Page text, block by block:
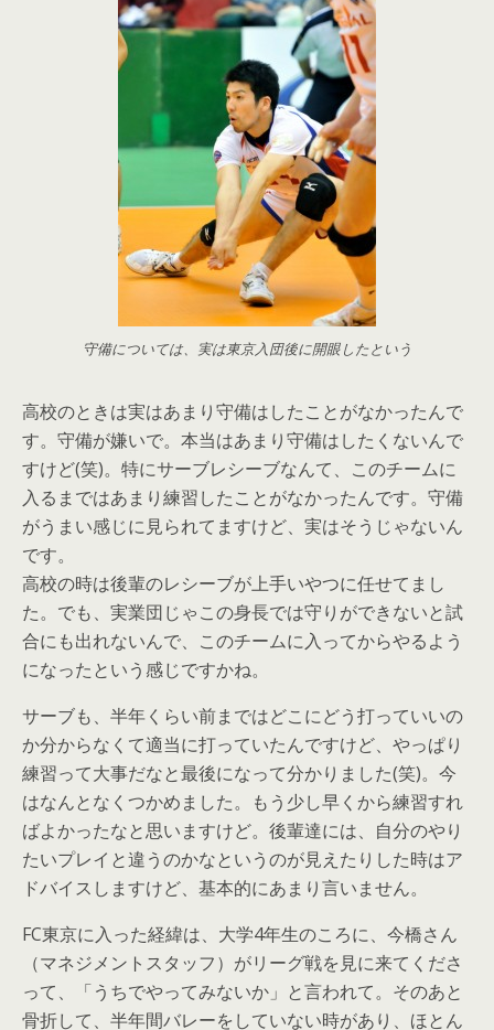
守備については、実は東京入団後に開眼したという
高校のときは実はあまり守備はしたことがなかったんで
す。守備が嫌いで。本当はあまり守備はしたくないんで
すけど(笑)。特にサーブレシーブなんて、このチームに
入るまではあまり練習したことがなかったんです。守備
がうまい感じに見られてますけど、実はそうじゃないん
です。
高校の時は後輩のレシーブが上手いやつに任せてまし
た。でも、実業団じゃこの身長では守りができないと試
合にも出れないんで、このチームに入ってからやるよう
になったという感じですかね。
サーブも、半年くらい前まではどこにどう打っていいの
か分からなくて適当に打っていたんですけど、やっぱり
練習って大事だなと最後になって分かりました(笑)。今
はなんとなくつかめました。もう少し早くから練習すれ
ばよかったなと思いますけど。後輩達には、自分のやり
たいプレイと違うのかなというのが見えたりした時はア
ドバイスしますけど、基本的にあまり言いません。
FC東京に入った経緯は、大学4年生のころに、今橋さん
（マネジメントスタッフ）がリーグ戦を見に来てくださ
って、「うちでやってみないか」と言われて。そのあと
骨折して、半年間バレーをしていない時があり、ほとん